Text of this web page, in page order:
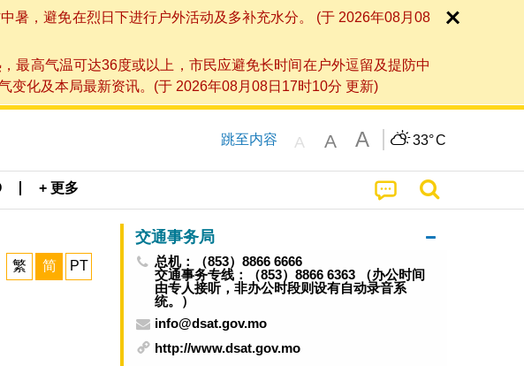
暑，避免在烈日下进行户外活动及多补充水分。 (于 2026年08月08
最高气温可达36度或以上，市民应避免长时间在户外逗留及提防中
变化及本局最新资讯。(于 2026年08月08日17时10分 更新)
跳至内容 A A A 33°C
+ 更多
繁 简 PT
交通事务局
总机：（853）8866 6666
交通事务专线：（853）8866 6363 （办公时间
由专人接听，非办公时段则设有自动录音系
统。）
info@dsat.gov.mo
http://www.dsat.gov.mo